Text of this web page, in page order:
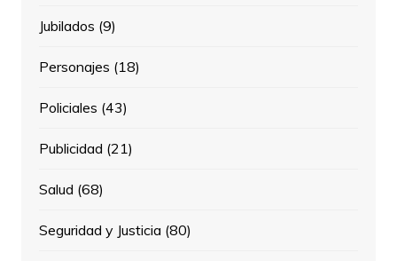
Jubilados (9)
Personajes (18)
Policiales (43)
Publicidad (21)
Salud (68)
Seguridad y Justicia (80)